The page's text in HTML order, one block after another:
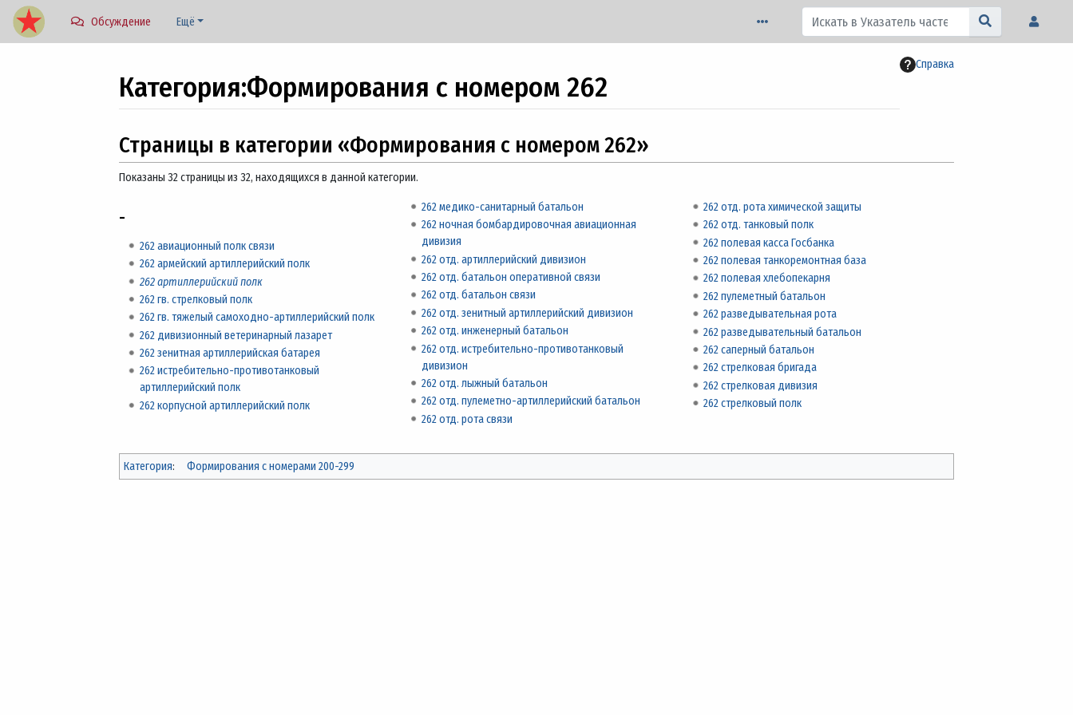
Обсуждение Ещё
Справка
Категория:Формирования с номером 262
Страницы в категории «Формирования с номером 262»
Показаны 32 страницы из 32, находящихся в данной категории.
-
262 авиационный полк связи
262 армейский артиллерийский полк
262 артиллерийский полк
262 гв. стрелковый полк
262 гв. тяжелый самоходно-артиллерийский полк
262 дивизионный ветеринарный лазарет
262 зенитная артиллерийская батарея
262 истребительно-противотанковый
артиллерийский полк
262 корпусной артиллерийский полк
262 медико-санитарный батальон
262 ночная бомбардировочная авиационная
дивизия
262 отд. артиллерийский дивизион
262 отд. батальон оперативной связи
262 отд. батальон связи
262 отд. зенитный артиллерийский дивизион
262 отд. инженерный батальон
262 отд. истребительно-противотанковый
дивизион
262 отд. лыжный батальон
262 отд. пулеметно-артиллерийский батальон
262 отд. рота связи
262 отд. рота химической защиты
262 отд. танковый полк
262 полевая касса Госбанка
262 полевая танкоремонтная база
262 полевая хлебопекарня
262 пулеметный батальон
262 разведывательная рота
262 разведывательный батальон
262 саперный батальон
262 стрелковая бригада
262 стрелковая дивизия
262 стрелковый полк
Категория: Формирования с номерами 200-299